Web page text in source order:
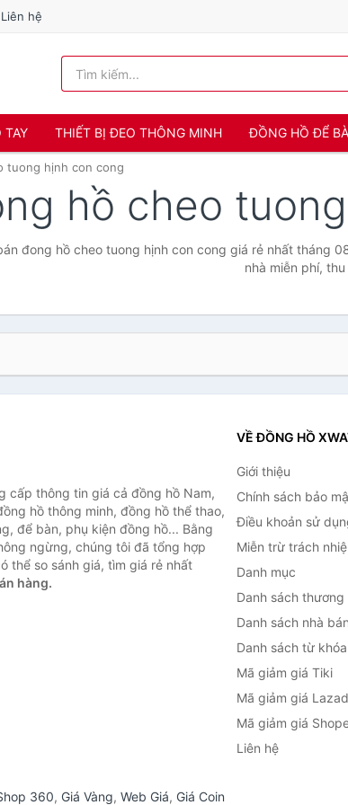
Liên hệ
TAY THIẾT BỊ ĐEO THÔNG MINH ĐỒNG HỒ ĐỂ
tuong hịnh con cong
hồ cheo
đong hồ cheo tuong hịnh con cong giá rẻ nhất tháng
nhà miễn phí, thu
cấp thông tin giá cả đồng hồ Nam,
hồ thông minh, đồng hồ thể thao,
để bàn, phụ kiện đồng hồ... Bằng
ngừng, chúng tôi đã tổng hợp
thể so sánh giá, tìm giá rẻ nhất
hàng.
VỀ ĐỒNG HỒ
Giới thiệu
Chính sách bảo
Điều khoản sử
Miễn trừ trách
Danh mục
Danh sách thương
Danh sách nhà
Danh sách từ khóa
Mã giảm giá Tiki
Mã giảm giá
Mã giảm giá
Liên hệ
360, Giá Vàng, Web Giá, Giá Coin